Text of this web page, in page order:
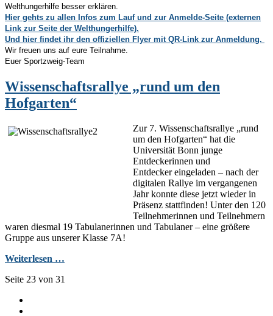
Welthungerhilfe besser erklären.
Hier gehts zu allen Infos zum Lauf und zur Anmelde-Seite (externen
Link zur Seite der Welthungerhilfe).
Und hier findet ihr den offiziellen Flyer mit QR-Link zur Anmeldung.
Wir freuen uns auf eure Teilnahme.
Euer Sportzweig-Team
Wissenschaftsrallye „rund um den
Hofgarten“
Zur 7. Wissenschaftsrallye „rund
um den Hofgarten“ hat die
Universität Bonn junge
Entdeckerinnen und
Entdecker eingeladen – nach der
digitalen Rallye im vergangenen
Jahr konnte diese jetzt wieder in
Präsenz stattfinden! Unter den 120
Teilnehmerinnen und Teilnehmern
waren diesmal 19 Tabulanerinnen und Tabulaner – eine größere
Gruppe aus unserer Klasse 7A!
Weiterlesen …
Seite 23 von 31